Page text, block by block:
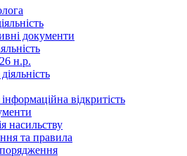
документи
н.р.
відкритість
насильству
та правила